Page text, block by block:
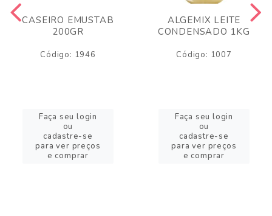
CASEIRO EMUSTAB
200GR
Código: 1946
Faça seu login
ou
cadastre-se
para ver preços
e comprar
ALGEMIX LEITE
CONDENSADO 1KG
Código: 1007
Faça seu login
ou
cadastre-se
para ver preços
e comprar